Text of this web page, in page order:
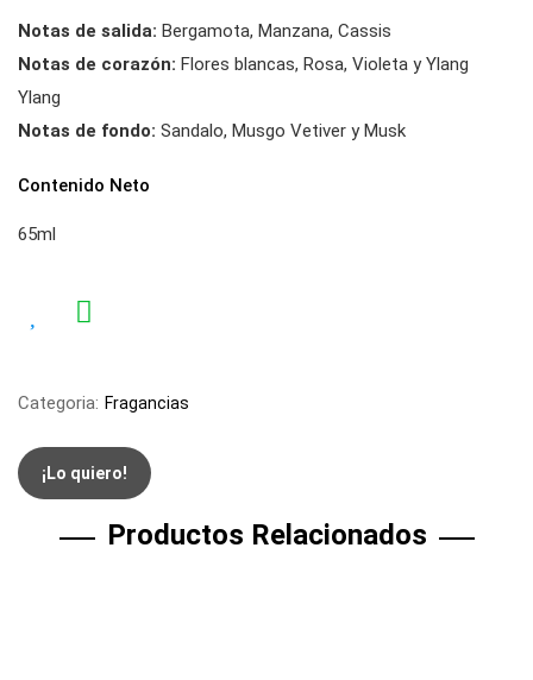
Notas de salida: Bergamota, Manzana, Cassis
Notas de corazón: Flores blancas, Rosa, Violeta y Ylang
Ylang
Notas de fondo: Sandalo, Musgo Vetiver y Musk
Contenido Neto
65ml
Categoria: Fragancias
¡Lo quiero!
Productos Relacionados